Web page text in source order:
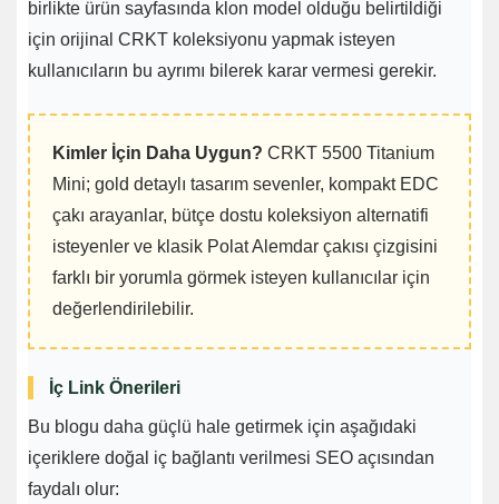
birlikte ürün sayfasında klon model olduğu belirtildiği
için orijinal CRKT koleksiyonu yapmak isteyen
kullanıcıların bu ayrımı bilerek karar vermesi gerekir.
Kimler İçin Daha Uygun? CRKT 5500 Titanium
Mini; gold detaylı tasarım sevenler, kompakt EDC
çakı arayanlar, bütçe dostu koleksiyon alternatifi
isteyenler ve klasik Polat Alemdar çakısı çizgisini
farklı bir yorumla görmek isteyen kullanıcılar için
değerlendirilebilir.
İç Link Önerileri
Bu blogu daha güçlü hale getirmek için aşağıdaki
içeriklere doğal iç bağlantı verilmesi SEO açısından
faydalı olur: